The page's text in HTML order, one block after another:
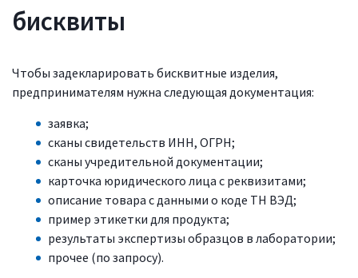
бисквиты
Чтобы задекларировать бисквитные изделия,
предпринимателям нужна следующая документация:
заявка;
сканы свидетельств ИНН, ОГРН;
сканы учредительной документации;
карточка юридического лица с реквизитами;
описание товара с данными о коде ТН ВЭД;
пример этикетки для продукта;
результаты экспертизы образцов в лаборатории;
прочее (по запросу).